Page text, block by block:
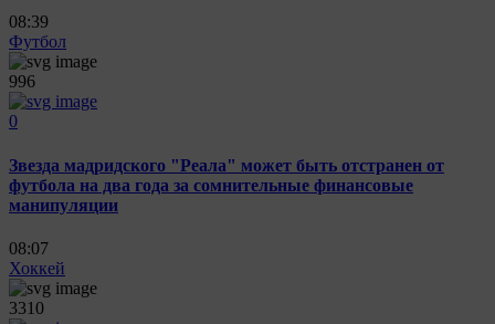
08:39
Футбол
996
0
Звезда мадридского "Реала" может быть отстранен от
футбола на два года за сомнительные финансовые
манипуляции
08:07
Хоккей
3310